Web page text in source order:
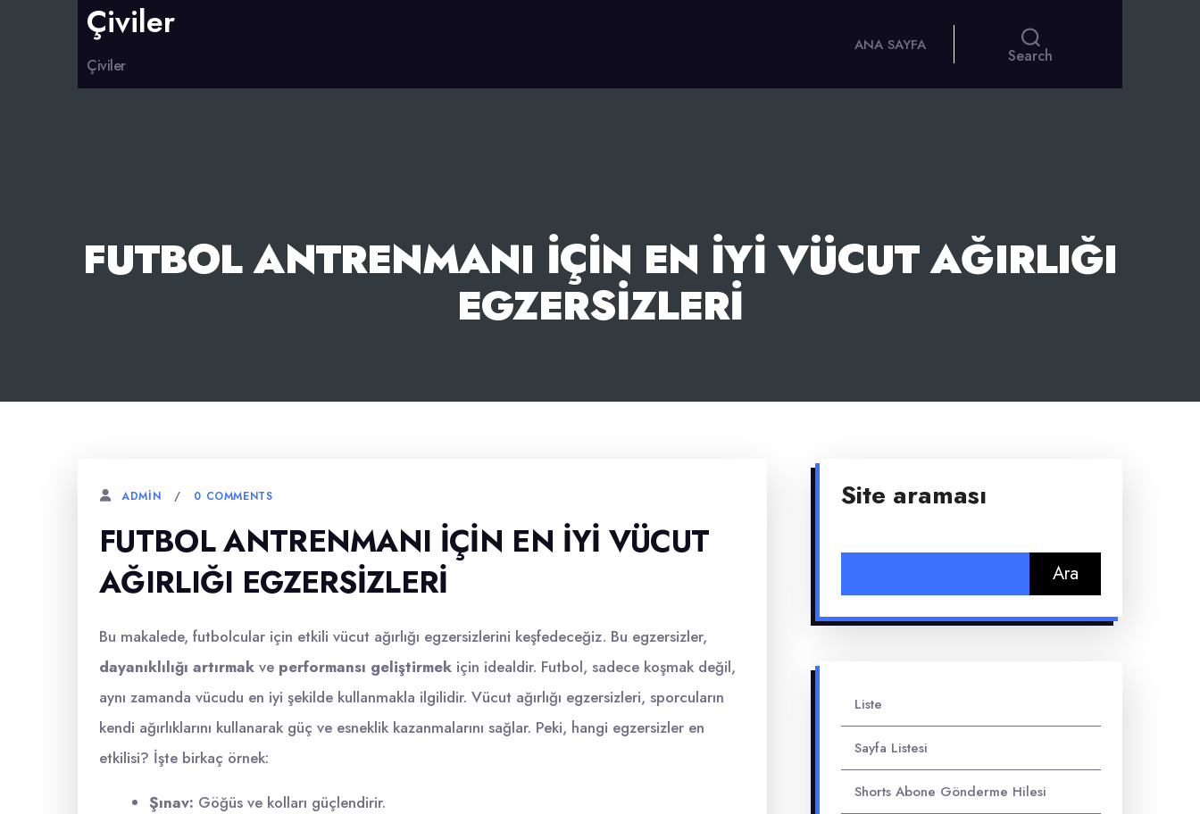
Çiviler
Çiviler
ANA SAYFA
Search
FUTBOL ANTRENMANI İÇIN EN İYI VÜCUT AĞIRLIĞI
EGZERSIZLERI
ADMIN 0 COMMENTS
FUTBOL ANTRENMANI İÇIN EN İYI VÜCUT
AĞIRLIĞI EGZERSIZLERI
Bu makalede, futbolcular için etkili vücut ağırlığı egzersizlerini keşfedeceğiz. Bu egzersizler,
dayanıklılığı artırmak ve performansı geliştirmek için idealdir. Futbol, sadece koşmak değil,
aynı zamanda vücudu en iyi şekilde kullanmakla ilgilidir. Vücut ağırlığı egzersizleri, sporcuların
kendi ağırlıklarını kullanarak güç ve esneklik kazanmalarını sağlar. Peki, hangi egzersizler en
etkilisi? İşte birkaç örnek:
Şınav: Göğüs ve kolları güçlendirir.
Site araması
Liste
Sayfa Listesi
Shorts Abone Gönderme Hilesi